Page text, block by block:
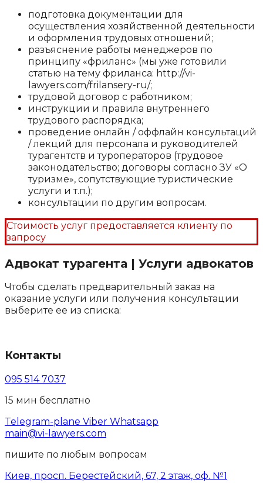
подготовка документации для
осуществления хозяйственной деятельности
и оформления трудовых отношений;
разъяснение работы менеджеров по
принципу «фриланс» (мы уже готовили
статью на тему фриланса: http://vi-
lawyers.com/frilansery-ru/;
трудовой договор с работником;
инструкции и правила внутреннего
трудового распорядка;
проведение онлайн / оффлайн консультаций
/ лекций для персонала и руководителей
турагентств и туроператоров (трудовое
законодательство; договоры согласно ЗУ «О
туризме», сопутствующие туристические
услуги и т.п.);
консультации по другим вопросам.
Стоимость услуг предоставляется клиенту по
запросу
Адвокат турагента | Услуги адвокатов
Чтобы сделать предварительный заказ на
оказание услуги или получения консультации
выберите ее из списка:
Контакты
095 514 7037
15 мин бесплатно
Telegram-plane Viber Whatsapp
main@vi-lawyers.com
пишите по любым вопросам
Киев, просп. Берестейский, 67, 2 этаж, оф. №1